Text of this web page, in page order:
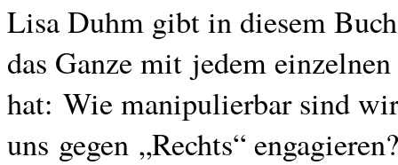
Lisa Duhm gibt in diesem
das Ganze mit jedem
hat: Wie manipulierbar sind
uns gegen „Rechts“ engagieren?